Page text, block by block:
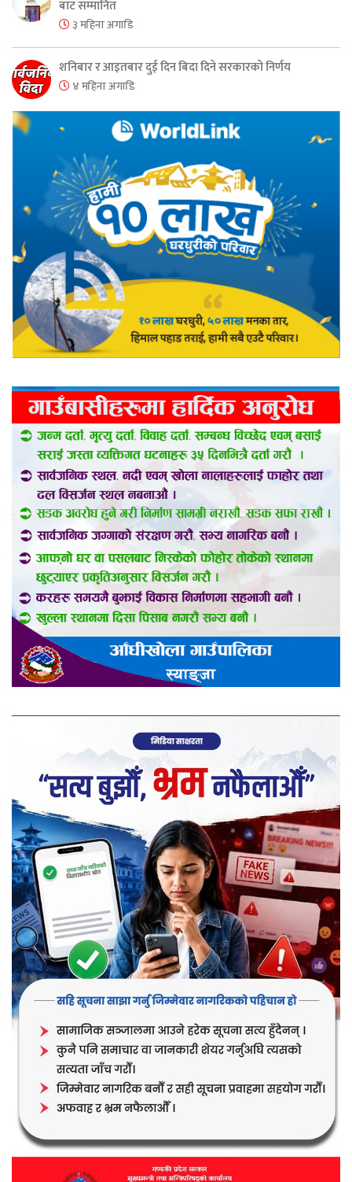
बाट सम्मानित
३ महिना अगाडि
शनिबार र आइतबार दुई दिन बिदा दिने सरकारको निर्णय
४ महिना अगाडि